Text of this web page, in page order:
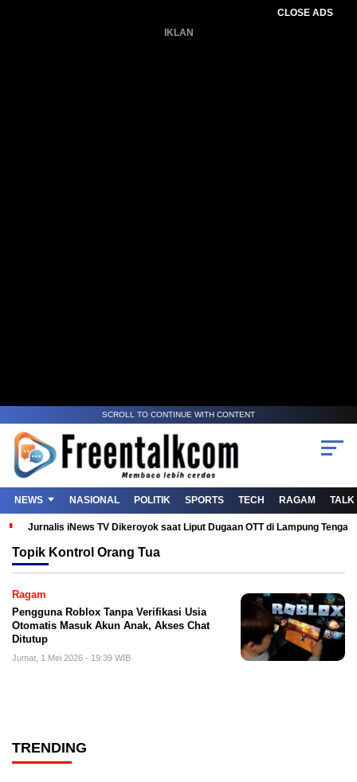
CLOSE ADS
IKLAN
SCROLL TO CONTINUE WITH CONTENT
NEWS NASIONAL POLITIK SPORTS TECH RAGAM TALK
Jurnalis iNews TV Dikeroyok saat Liput Dugaan OTT di Lampung
Topik Kontrol Orang Tua
Ragam
Pengguna Roblox Tanpa Verifikasi Usia
Otomatis Masuk Akun Anak, Akses Chat
Ditutup
Jumat, 1 Mei 2026 - 19:39 WIB
TRENDING